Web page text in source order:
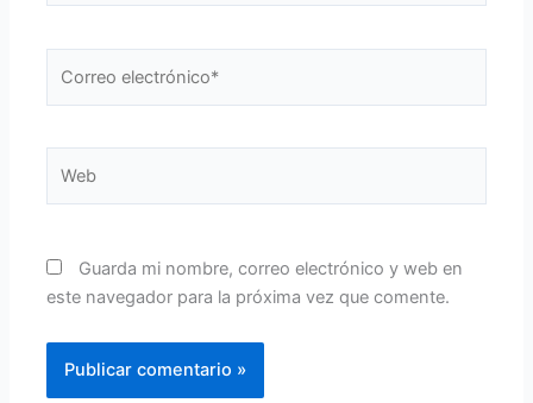
electrónico*
Guarda mi nombre, correo electrónico y web en
este navegador para la próxima vez que comente.